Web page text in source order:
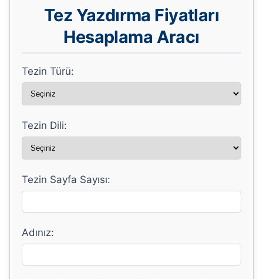
Tez Yazdırma Fiyatları
Hesaplama Aracı
Tezin Türü:
Tezin Dili:
Tezin Sayfa Sayısı:
Adınız: